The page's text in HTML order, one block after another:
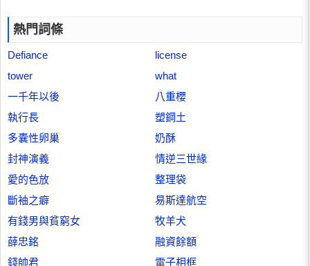
熱門詞條
Defiance
license
tower
what
一千年以後
八重櫻
執行長
塑鋼土
多囊性卵巢
奶酥
封神演義
情逆三世緣
愛的色放
整理袋
斷袖之癖
易斯達航空
有錢男與貧窮女
牧羊犬
薛忠銘
融資餘額
錢帥君
電子相框